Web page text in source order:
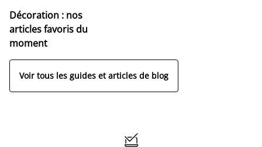
Décoration : nos
articles favoris du
moment
Voir tous les guides et articles de blog
